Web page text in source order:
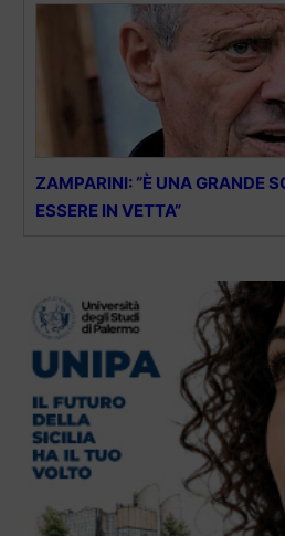
ZAMPARINI: “È UNA GRANDE
ESSERE IN VETTA”